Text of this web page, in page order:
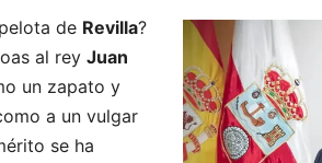
de Revilla?
al rey Juan
un zapato y
a un vulgar
se ha